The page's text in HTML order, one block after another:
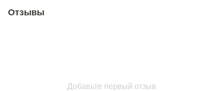
Отзывы
Добавьте первый отзыв